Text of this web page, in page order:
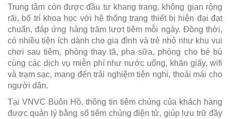
Trung tâm còn được đầu tư khang trang, không gian rộng
rãi, bố trí khoa học với hệ thống trang thiết bị hiện đại đạt
chuẩn, đáp ứng hàng trăm lượt tiêm mỗi ngày. Đồng thời,
có nhiều tiện ích dành cho gia đình và trẻ nhỏ như khu vui
chơi sau tiêm, phòng thay tã, pha sữa, phòng cho bé bú
cùng các dịch vụ miễn phí như nước uống, khăn giấy, wifi
và trạm sạc, mang đến trải nghiệm tiện nghi, thoải mái cho
người dân.
Tại VNVC Buôn Hồ, thông tin tiêm chủng của khách hàng
được quản lý bằng sổ tiêm chủng điện tử, giúp lưu trữ đầy